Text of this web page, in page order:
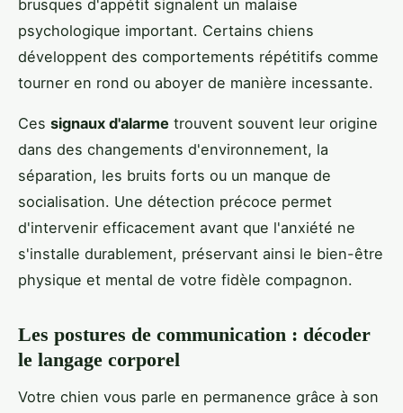
brusques d'appétit signalent un malaise
psychologique important. Certains chiens
développent des comportements répétitifs comme
tourner en rond ou aboyer de manière incessante.
Ces signaux d'alarme trouvent souvent leur origine
dans des changements d'environnement, la
séparation, les bruits forts ou un manque de
socialisation. Une détection précoce permet
d'intervenir efficacement avant que l'anxiété ne
s'installe durablement, préservant ainsi le bien-être
physique et mental de votre fidèle compagnon.
Les postures de communication : décoder
le langage corporel
Votre chien vous parle en permanence grâce à son